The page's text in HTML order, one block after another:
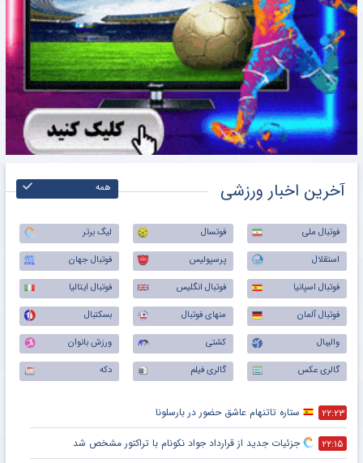
آخرین اخبار ورزشی همه
فوتبال ملی فوتسال
لیگ برتر
استقلال
پرسپولیس
فوتبال جهان
فوتبال اسپانیا
فوتبال انگلیس
فوتبال ایتالیا
فوتبال آلمان
منهای فوتبال
بسکتبال
والیبال
کشتی
ورزش بانوان
گالری عکس
گالری فیلم دکه
۲۲:۲۳ ستاره تاتنهام عاشق حضور در بارسلونا
۲۲:۱۵ جزئیات جدید از قرارداد جواد نکونام با تراکتور مشخص شد